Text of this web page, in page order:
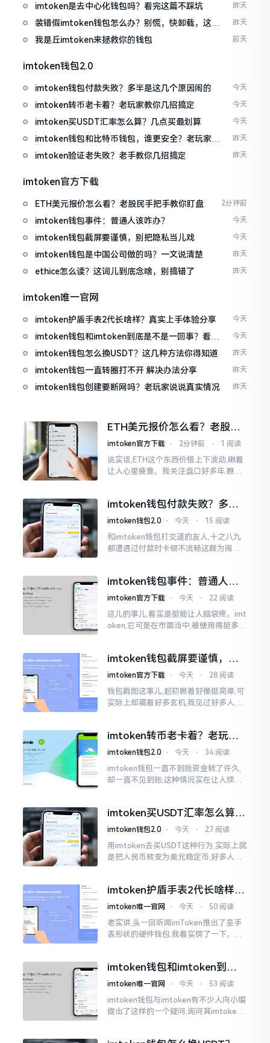
imtoken是去中心化钱包吗？看完这篇不踩坑 昨天
装错假imtoken钱包怎么办？别慌，快卸载，这几
招能救急
昨天
我是丘imtoken来拯救你的钱包 前天
imtoken钱包2.0
imtoken钱包付款失败？多半是这几个原因闹的 今天
imtoken转币老卡着？老玩家教你几招搞定 今天
imtoken买USDT汇率怎么算？几点买最划算 今天
imtoken钱包和比特币钱包，谁更安全？老玩家来
聊聊
昨天
imtoken验证老失败？老手教你几招搞定 昨天
imtoken官方下载
ETH美元报价怎么看？老股民手把手教你盯盘 2分钟前
imtoken钱包事件：普通人该咋办？ 今天
imtoken钱包截屏要谨慎，别把隐私当儿戏 今天
imtoken钱包是中国公司做的吗？一文说清楚 昨天
ethice怎么读？这词儿到底念啥，别搞错了 昨天
imtoken唯一官网
imtoken护盾手表2代长啥样？真实上手体验分享 今天
imtoken钱包和imtoken到底是不是一回事？看完
就懂了
今天
imtoken钱包怎么换USDT？这几种方法你得知道 昨天
imtoken钱包一直转圈打不开 解决办法分享 昨天
imtoken钱包创建要断网吗？老玩家说说真实情况 昨天
ETH美元报价怎么看？老股民
手把手教你盯盘
imtoken官方下载 ⋅ 2分钟前 ⋅ 1 阅读
说实话,ETH这个东西价格上下波动,瞅着
让人心里疲惫。我关注盘口好多年,瞧见
判断。
imtoken钱包付款失败？多半
是这几个原因闹的
imtoken钱包2.0 ⋅ 今天 ⋅ 15 阅读
和imtoken钱包打交道的友人,十之八九
都遭遇过付款时卡顿不流畅这颇为闹心
急得连连跺脚。实际上讲
imtoken钱包事件：普通人该
咋办？
imtoken官方下载 ⋅ 今天 ⋅ 22 阅读
这儿的事儿,着实是挺能让人脑袋疼。imt
oken,它可是在市面当中,被使用得挺多的
imtoken钱包截屏要谨慎，别
把隐私当儿戏
imtoken官方下载 ⋅ 今天 ⋅ 28 阅读
钱包截图这事儿,起初瞧着好像挺简单,可
实际上却藏着好多玄机,我见过好多人,总
得
imtoken转币老卡着？老玩家
教你几招搞定
imtoken钱包2.0 ⋅ 今天 ⋅ 34 阅读
imtoken钱包一直不到账资金转了许久,
却一直不见到账,这种情况实在让人烦躁,
热锅上的蚂蚁,慌乱无措。
imtoken买USDT汇率怎么算？
几点买最划算
imtoken钱包2.0 ⋅ 今天 ⋅ 27 阅读
用imtoken去买USDT这种行为,实际上就
是把人民币转变为美元稳定币,好多人在
低的状况
imtoken护盾手表2代长啥样？
真实上手体验分享
imtoken唯一官网 ⋅ 今天 ⋅ 50 阅读
老实讲,头一回听闻imToken推出了呈手
表形状的硬件钱包,我着实愣了一下。在c
imtoken钱包和imtoken到底
是不是一回事？看完就懂了
imtoken唯一官网 ⋅ 今天 ⋅ 53 阅读
imtoken钱包与imtoken有不少人向小编
提出了这样的一个疑问,询问其imtoken